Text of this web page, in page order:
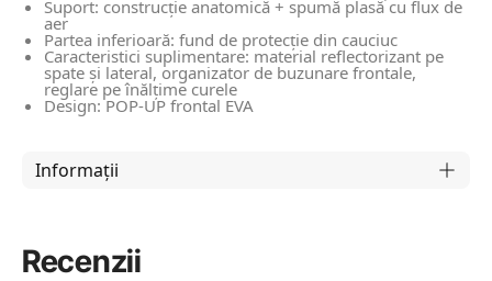
Suport: construcție anatomică + spumă plasă cu flux de
aer
Partea inferioară: fund de protecție din cauciuc
Caracteristici suplimentare: material reflectorizant pe
spate și lateral, organizator de buzunare frontale,
reglare pe înălțime curele
Design: POP-UP frontal EVA
Informații
Recenzii